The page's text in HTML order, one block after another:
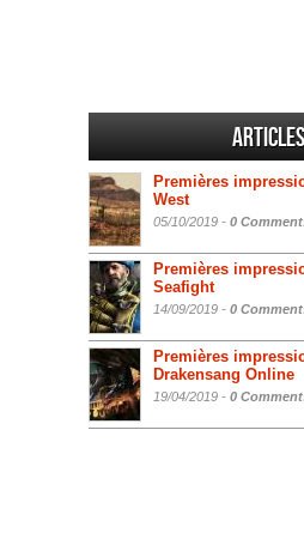
Articles
Premières
West
05/10/2019 - 0
Premières
Seafight
14/09/2019 - 0
Premières
Drakensang Online
19/04/2019 - 0